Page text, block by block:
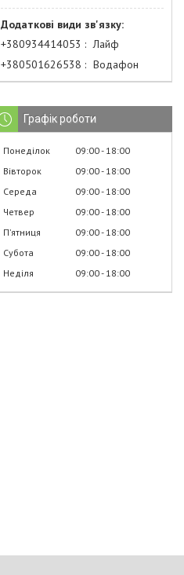
+380934414053
Лайф
+380501626538
Водафон
Графік роботи
Понеділок 09:00 18:00
Вівторок
09:00 18:00
Середа
09:00 18:00
Четвер
09:00 18:00
Пʼятниця
09:00 18:00
Субота
09:00 18:00
Неділя
09:00 18:00